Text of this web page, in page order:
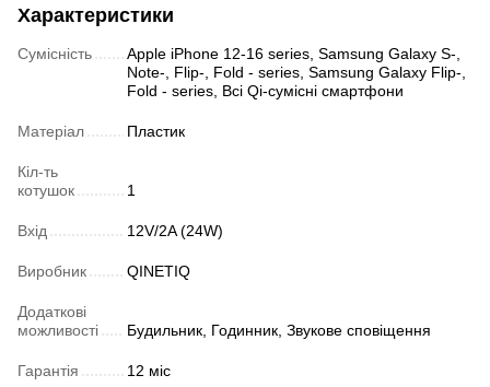
Характеристики
Сумісність
Apple iPhone 12-16 series, Samsung Galaxy S-,
Note-, Flip-, Fold - series, Samsung Galaxy Flip-,
Fold - series, Всі Qi-сумісні смартфони
Матеріал Пластик
Кіл-ть
котушок
1
Вхід 12V/2A (24W)
Виробник QINETIQ
Додаткові
можливості
Будильник, Годинник, Звукове сповіщення
Гарантія 12 міс